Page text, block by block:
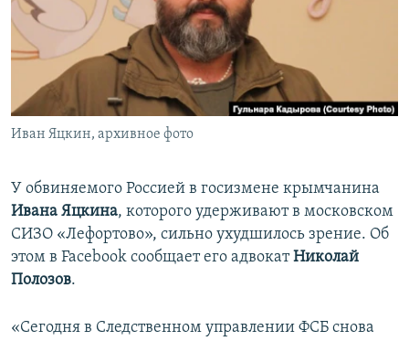
ПОБЕДИТЕЛЕЙ НЕ СУДЯТ?
КРЫМ.НЕПОКОРЕННЫЙ
ELIFBE
УКРАИНСКАЯ ПРОБЛЕМА КРЫМА
ПРИСОЕДИНЯЙТЕСЬ!
Все сайты RFE/RL
Иван Яцкин, архивное фото
У обвиняемого Россией в госизмене крымчанина
Ивана Яцкина, которого удерживают в московском
СИЗО «Лефортово», сильно ухудшилось зрение. Об
этом в Facebook сообщает его адвокатНиколай
Полозов.
«Сегодня в Следственном управлении ФСБ снова